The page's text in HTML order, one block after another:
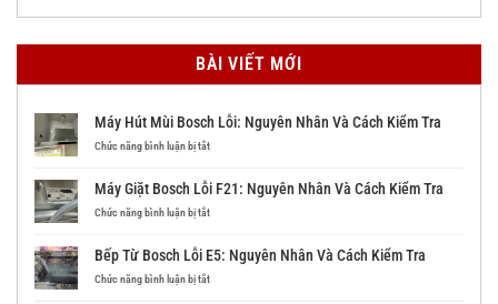
BÀI VIẾT MỚI
Máy Hút Mùi Bosch Lỗi: Nguyên Nhân Và Cách Kiểm Tra
Chức năng bình luận bị tắtở
Mùi
Bosch
Nhân
Và
Máy Giặt Bosch Lỗi F21: Nguyên Nhân Và Cách Kiểm Tra
Chức năng bình luận bị tắtở
Bosch
Lỗi
Bếp Từ Bosch Lỗi E5: Nguyên Nhân Và Cách Kiểm Tra
Chức năng bình luận bị tắtở